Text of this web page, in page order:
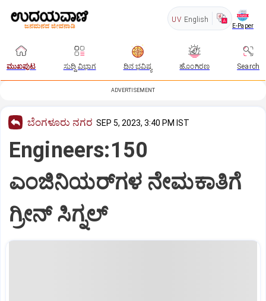
UV English
E-Paper
ಮುಖಪುಟ ಸುದ್ದಿ ವಿಭಾಗ ದಿನ ಭವಿಷ್ಯ ಹೊಂಗಿರಣ Search
ADVERTISEMENT
ಬೆಂಗಳೂರು ನಗರ SEP 5, 2023, 3:40 PM IST
Engineers:150
ಎಂಜಿನಿಯರ್‌ಗಳ ನೇಮಕಾತಿಗೆ
ಗ್ರೀನ್‌ ಸಿಗ್ನಲ್‌